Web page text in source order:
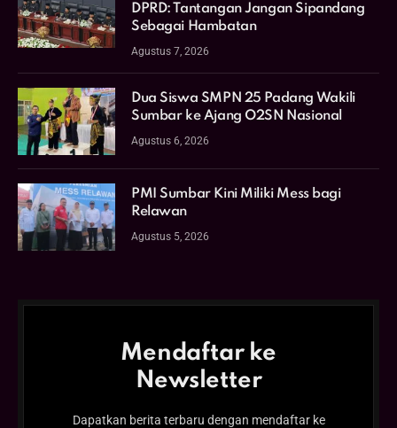
DPRD: Tantangan Jangan Sipandang
Sebagai Hambatan
Agustus 7, 2026
Dua Siswa SMPN 25 Padang Wakili
Sumbar ke Ajang O2SN Nasional
Agustus 6, 2026
PMI Sumbar Kini Miliki Mess bagi
Relawan
Agustus 5, 2026
Mendaftar ke
Newsletter
Dapatkan berita terbaru dengan mendaftar ke